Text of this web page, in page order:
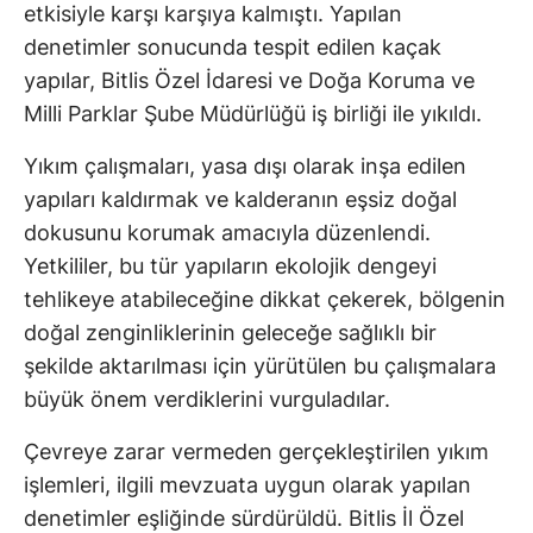
etkisiyle karşı karşıya kalmıştı. Yapılan
denetimler sonucunda tespit edilen kaçak
yapılar, Bitlis Özel İdaresi ve Doğa Koruma ve
Milli Parklar Şube Müdürlüğü iş birliği ile yıkıldı.
Yıkım çalışmaları, yasa dışı olarak inşa edilen
yapıları kaldırmak ve kalderanın eşsiz doğal
dokusunu korumak amacıyla düzenlendi.
Yetkililer, bu tür yapıların ekolojik dengeyi
tehlikeye atabileceğine dikkat çekerek, bölgenin
doğal zenginliklerinin geleceğe sağlıklı bir
şekilde aktarılması için yürütülen bu çalışmalara
büyük önem verdiklerini vurguladılar.
Çevreye zarar vermeden gerçekleştirilen yıkım
işlemleri, ilgili mevzuata uygun olarak yapılan
denetimler eşliğinde sürdürüldü. Bitlis İl Özel